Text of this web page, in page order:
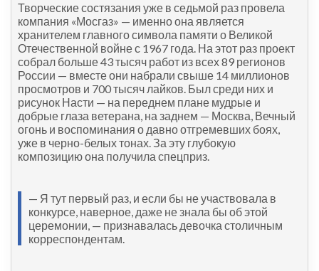
Творческие состязания уже в седьмой раз провела
компания «Мосгаз» — именно она является
хранителем главного символа памяти о Великой
Отечественной войне с 1967 года. На этот раз проект
собрал больше 43 тысяч работ из всех 89 регионов
России — вместе они набрали свыше 14 миллионов
просмотров и 700 тысяч лайков. Был среди них и
рисунок Насти — на переднем плане мудрые и
добрые глаза ветерана, на заднем — Москва, Вечный
огонь и воспоминания о давно отгремевших боях,
уже в черно-белых тонах. За эту глубокую
композицию она получила спецприз.
— Я тут первый раз, и если бы не участвовала в
конкурсе, наверное, даже не знала бы об этой
церемонии, — признавалась девочка столичным
корреспондентам.